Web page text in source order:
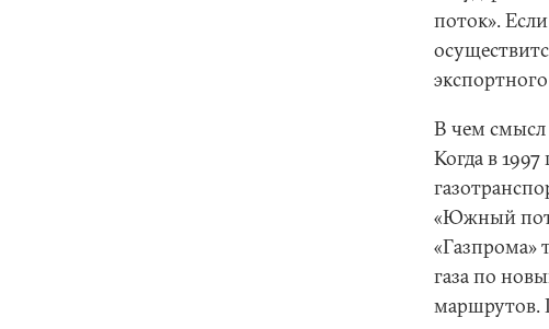
поток».
В чем смысл
Когда в
«Южный
«Газпрома»
газа по
маршрутов.